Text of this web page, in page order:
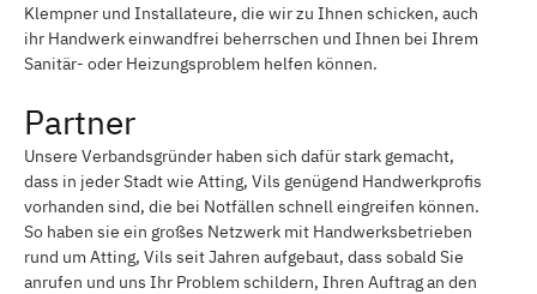
Klempner und Installateure, die wir zu Ihnen schicken, auch
ihr Handwerk einwandfrei beherrschen und Ihnen bei Ihrem
Sanitär- oder Heizungsproblem helfen können.
Partner
Unsere Verbandsgründer haben sich dafür stark gemacht,
dass in jeder Stadt wie Atting, Vils genügend Handwerkprofis
vorhanden sind, die bei Notfällen schnell eingreifen können.
So haben sie ein großes Netzwerk mit Handwerksbetrieben
rund um Atting, Vils seit Jahren aufgebaut, dass sobald Sie
anrufen und uns Ihr Problem schildern, Ihren Auftrag an den